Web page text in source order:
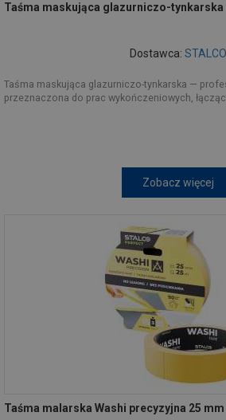
Taśma maskująca glazurniczo-tynkarska
Dostawca: STALCO
Taśma maskująca glazurniczo-tynkarska —
przeznaczona do prac wykończeniowych,
Zobacz więcej
Taśma malarska Washi precyzyjna 25 mm